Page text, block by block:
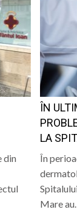
din
ÎN
LA
În
Mare au…